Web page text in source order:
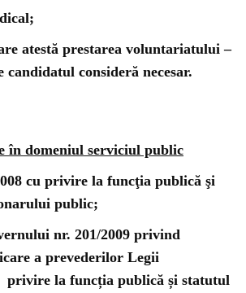
atestă prestarea voluntariatului –
candidatul consideră necesar.
în domeniul serviciul public
cu privire la funcţia publică şi
public;
nr. 201/2009 privind
a prevederilor Legii
privire la funcția publică și statutul